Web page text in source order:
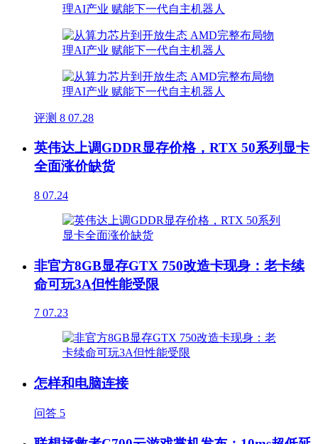
评测 8 07.28
英伟达上调GDDR显存价格，RTX 50系列显卡
全面涨价缺货
8 07.24
非官方8GB显存GTX 750改造卡现身：老卡续
命可玩3A但性能受限
7 07.23
怎样和电脑连接
问答 5